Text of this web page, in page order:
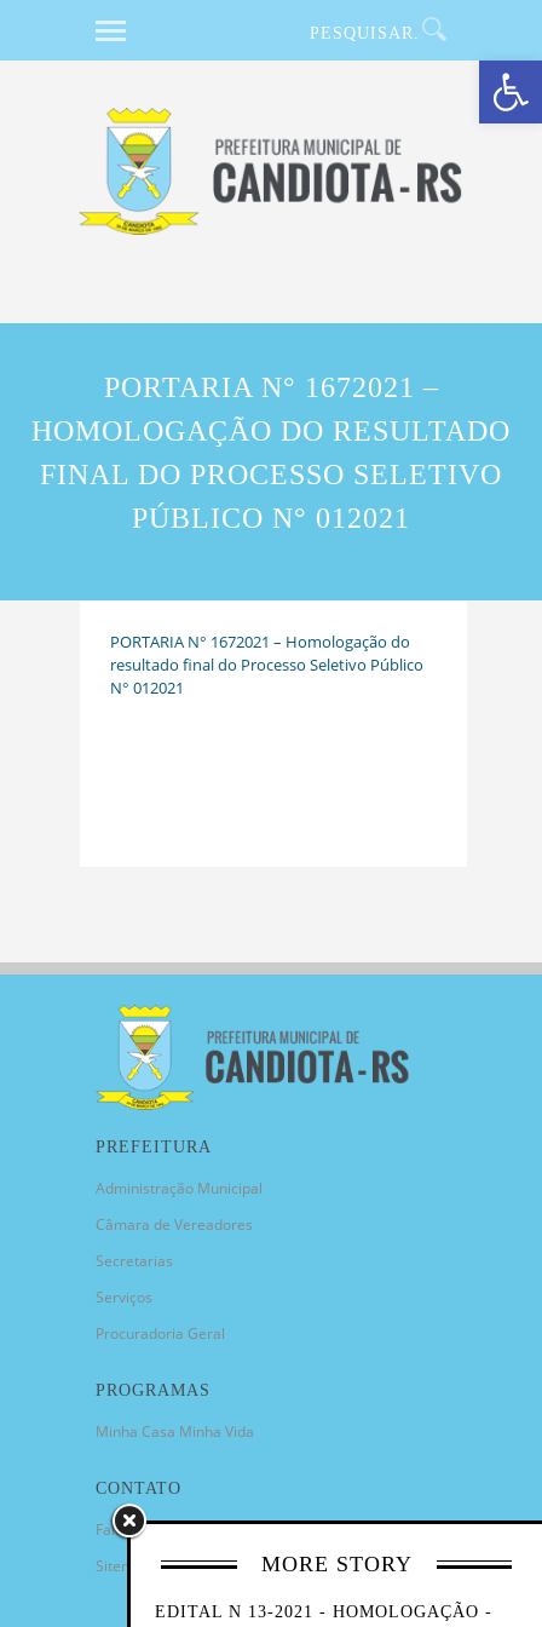
Barra de Ferramentas Aberta
PORTARIA N° 1672021 –
HOMOLOGAÇÃO DO RESULTADO
FINAL DO PROCESSO SELETIVO
PÚBLICO N° 012021
PORTARIA N° 1672021 – Homologação do
resultado final do Processo Seletivo Público
N° 012021
MORE STORY
EDITAL N 13-2021 - HOMOLOGAÇÃO -
PREFEITURA
Administração Municipal
Câmara de Vereadores
Secretarias
Serviços
Procuradoria Geral
PROGRAMAS
Minha Casa Minha Vida
CONTATO
Fale Conosco
Sitemap